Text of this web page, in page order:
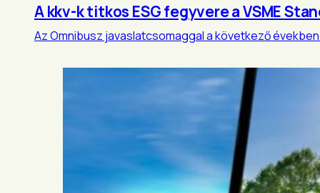
A kkv-k titkos ESG fegyvere a VSME
Az Omnibusz javaslatcsomaggal a következő